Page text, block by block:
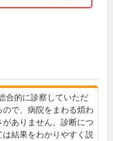
合的に診察していただ
ので、病院をまわる煩わ
がありません。診断につ
は結果をわかりやすく説